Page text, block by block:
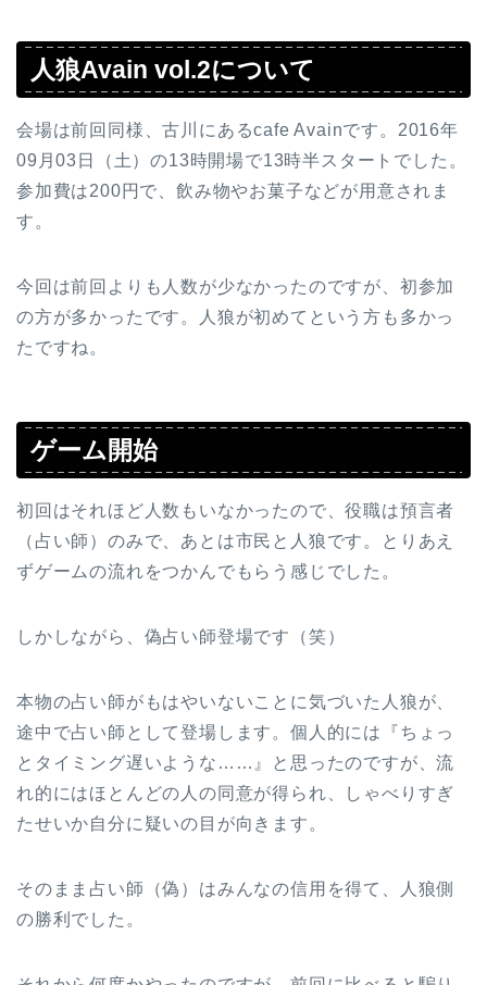
人狼Avain vol.2について
会場は前回同様、古川にあるcafe Avainです。2016年
09月03日（土）の13時開場で13時半スタートでした。
参加費は200円で、飲み物やお菓子などが用意されま
す。
今回は前回よりも人数が少なかったのですが、初参加
の方が多かったです。人狼が初めてという方も多かっ
たですね。
ゲーム開始
初回はそれほど人数もいなかったので、役職は預言者
（占い師）のみで、あとは市民と人狼です。とりあえ
ずゲームの流れをつかんでもらう感じでした。
しかしながら、偽占い師登場です（笑）
本物の占い師がもはやいないことに気づいた人狼が、
途中で占い師として登場します。個人的には『ちょっ
とタイミング遅いような……』と思ったのですが、流
れ的にはほとんどの人の同意が得られ、しゃべりすぎ
たせいか自分に疑いの目が向きます。
そのまま占い師（偽）はみんなの信用を得て、人狼側
の勝利でした。